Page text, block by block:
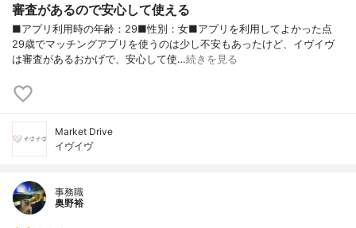
審査があるので安心して使える
■アプリ利用時の年齢：29■性別：女■アプリを利用してよかった点
29歳でマッチングアプリを使うのは少し不安もあったけど、イヴイヴ
は審査があるおかげで、安心して使…続きを見る
Market Drive
イヴイヴ
事務職
奥野裕